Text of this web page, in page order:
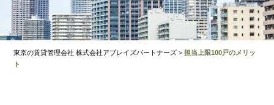
東京の賃貸管理会社 株式会社アブレイズパートナーズ >担当上限100戸のメリッ
ト